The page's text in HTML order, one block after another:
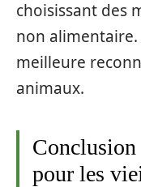
choisissant des
non
meilleure
animaux.
pour les